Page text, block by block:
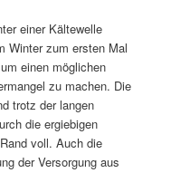
einer Kältewelle
Winter zum ersten Mal
einen möglichen
zu machen. Die
trotz der langen
die ergiebigen
voll. Auch die
der Versorgung aus